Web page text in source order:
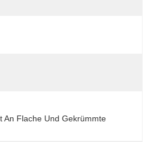
An Flache Und Gekrümmte